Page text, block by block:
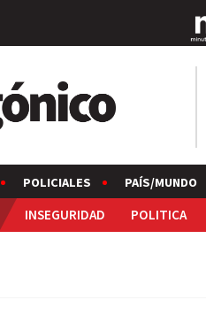
POLICIALES PAÍS/MUNDO
INSEGURIDAD POLITICA